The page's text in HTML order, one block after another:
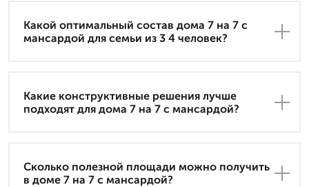
Какой оптимальный состав дома 7 на 7 с
мансардой для семьи из 3 4 человек?
Какие конструктивные решения лучше
подходят для дома 7 на 7 с мансардой?
Сколько полезной площади можно получить
в доме 7 на 7 с мансардой?